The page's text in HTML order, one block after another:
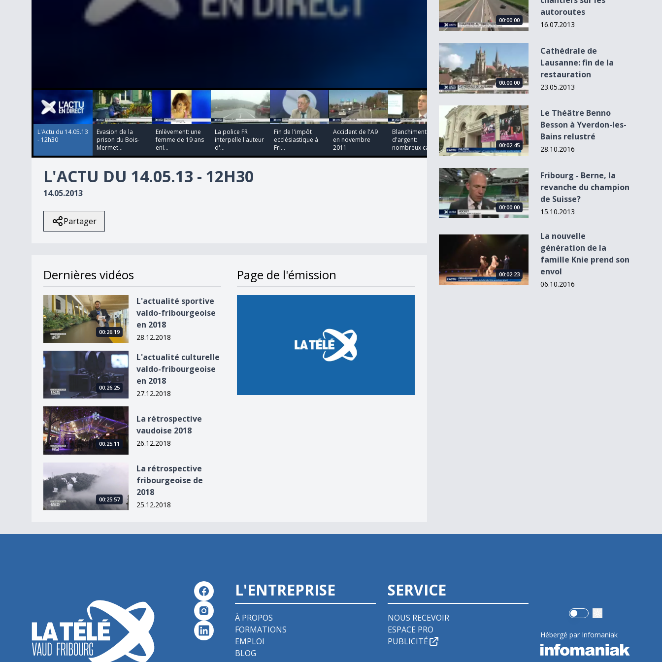
0
seconds
secondsVolume
90%
L'Actu du 14.05.13
- 12h30
Evasion de la
prison du Bois-
Mermet...
Enlèvement: une
femme de 19 ans
enl...
La police FR
interpelle l'auteur
d'...
Fin de l'impôt
ecclésiastique à
Fri...
Accident de l'A9
en novembre
2011
Blanchiment
d'argent:
nombreux cas...
00:00:00
Bulle: pas facile
de circuler en vi...
00:00:00
Livre d'art: la
suisse en couleur
L'Actu du 14.05.13
- 12h30
L'ACTU DU 14.05.13 - 12H30
14.05.2013
Partager
Dernières vidéos
L&#039;actualité sportive valdo-fribourgeoise en 2018
00:26:19
L'actualité sportive
valdo-fribourgeoise
en 2018
28.12.2018
L&#039;actualité culturelle valdo-fribourgeoise en 2018
00:26:25
L'actualité culturelle
valdo-fribourgeoise
en 2018
27.12.2018
La rétrospective vaudoise 2018
00:25:11
La rétrospective
vaudoise 2018
26.12.2018
La rétrospective fribourgeoise de 2018
00:25:57
La rétrospective
fribourgeoise de
2018
25.12.2018
Page de l'émission
00:00:00
autoroutes
16.07.2013
Cathédrale de Lausanne: fin de la restauration
00:00:00
Cathédrale de
Lausanne: fin de la
restauration
23.05.2013
Le Théâtre Benno Besson à Yverdon-les-Bains relustré
00:02:45
Le Théâtre Benno
Besson à Yverdon-les-
Bains relustré
28.10.2016
Fribourg - Berne, la revanche du champion de Suisse?
00:00:00
Fribourg - Berne, la
revanche du champion
de Suisse?
15.10.2013
La nouvelle génération de la famille Knie prend son envol
00:02:23
La nouvelle
génération de la
famille Knie prend son
envol
06.10.2016
L'ENTREPRISE
À PROPOS
FORMATIONS
EMPLOI
BLOG
SERVICE
NOUS RECEVOIR
ESPACE PRO
PUBLICITÉ
Use setting
Hébergé par Infomaniak